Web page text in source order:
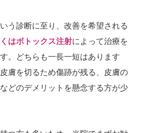
う診断に至り、改善を希望される
はボトックス注射によって治療を
。どちらも一長一短はあります
膚を切るため傷跡が残る、皮膚の
どのデメリットを懸念する方が少